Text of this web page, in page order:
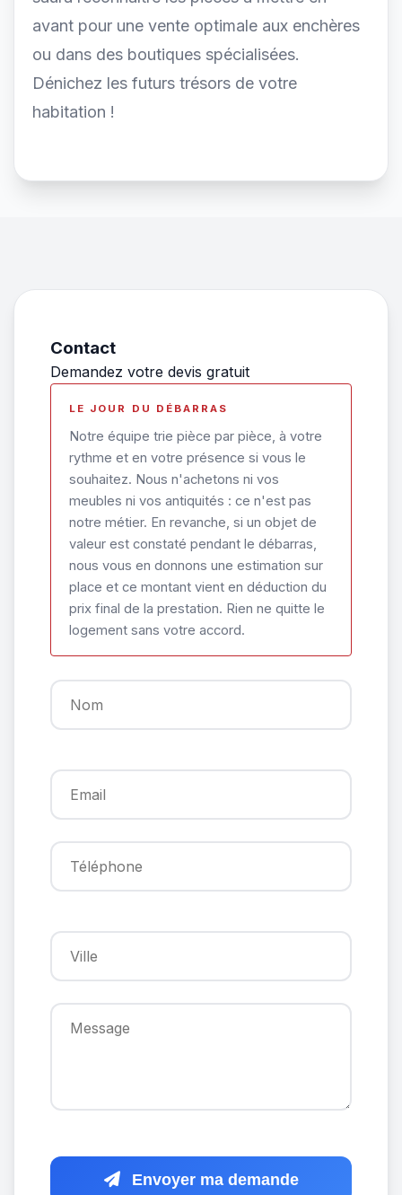
avant pour une vente optimale aux enchères
ou dans des boutiques spécialisées.
Dénichez les futurs trésors de votre
habitation !
Contact
Demandez votre devis gratuit
LE JOUR DU DÉBARRAS
Notre équipe trie pièce par pièce, à votre
rythme et en votre présence si vous le
souhaitez. Nous n'achetons ni vos
meubles ni vos antiquités : ce n'est pas
notre métier. En revanche, si un objet de
valeur est constaté pendant le débarras,
nous vous en donnons une estimation sur
place et ce montant vient en déduction du
prix final de la prestation. Rien ne quitte le
logement sans votre accord.
Envoyer ma demande